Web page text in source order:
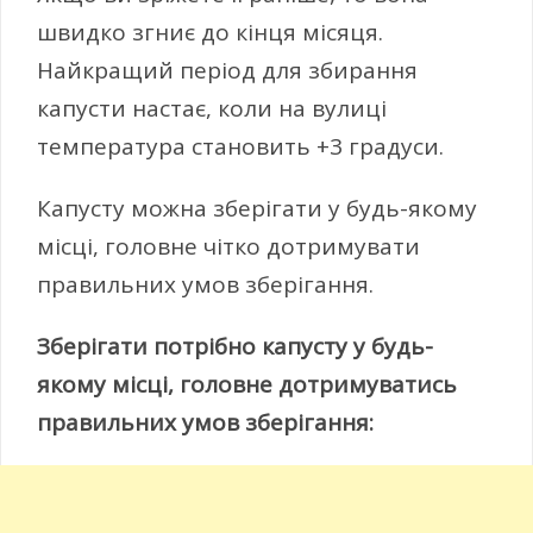
швидко згниє до кінця місяця.
Найкращий період для збирання
капусти настає, коли на вулиці
температура становить +3 градуси.
Капусту можна зберігати у будь-якому
місці, головне чітко дотримувати
правильних умов зберігання.
Зберігати потрібно капусту у будь-
якому місці, головне дотримуватись
правильних умов зберігання: